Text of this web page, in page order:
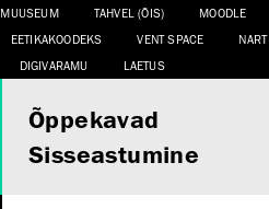
MUUSEUM TAHVEL (ÕIS) MOODLE
EETIKAKOODEKS VENT SPACE NART
DIGIVARAMU LAETUS
Õppekavad
Sisseastumine